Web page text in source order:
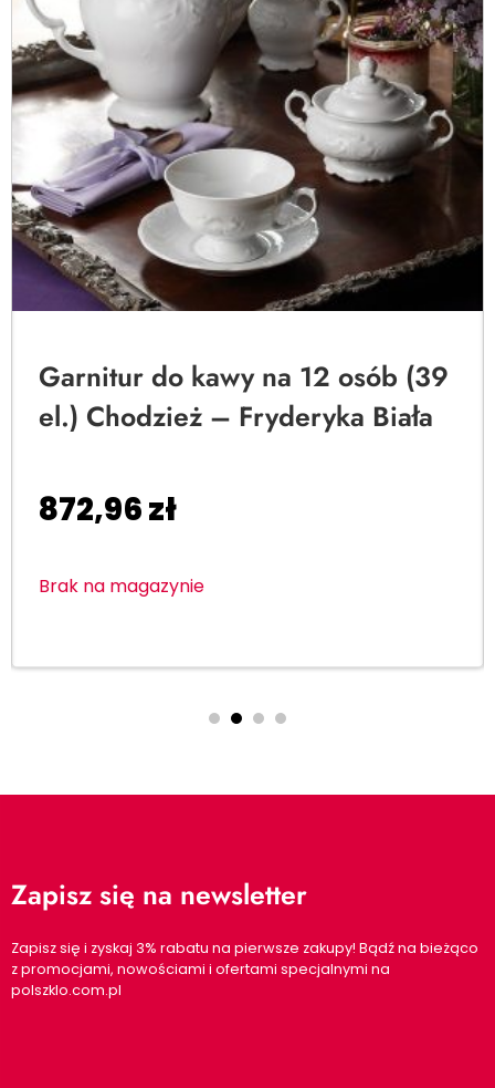
Garnitur do kawy na 12 osób (39
el.) Chodzież – Fryderyka Biała
872,96zł
Brak na magazynie
Zapisz się na newsletter
Zapisz się i zyskaj 3% rabatu na pierwsze zakupy! Bądź na bieżąco
z promocjami, nowościami i ofertami specjalnymi na
polszklo.com.pl